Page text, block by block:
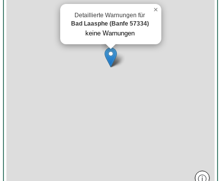
Detaillierte Warnungen für
Bad Laasphe (Banfe 57334)
keine Warnungen
×
ⓘ